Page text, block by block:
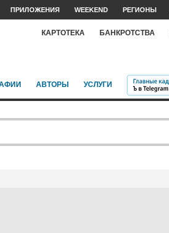
ПРИЛОЖЕНИЯ WEEKEND РЕГИОНЫ
КАРТОТЕКА БАНКРОТСТВА
АВТОРЫ УСЛУГИ